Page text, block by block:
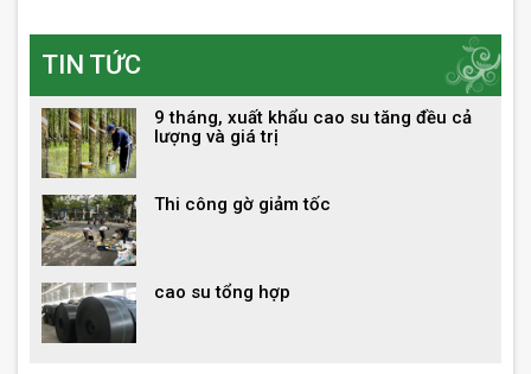
TIN TỨC
9 tháng, xuất khẩu cao su tăng đều cả
lượng và giá trị
Thi công gờ giảm tốc
cao su tổng hợp